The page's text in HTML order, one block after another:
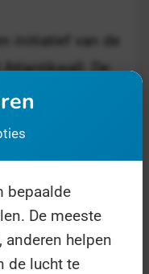
initiatief van de
De
de Atlantikwall
van de
en in West-
stichting tevens
bepaalde
De meeste
helpen
de lucht te